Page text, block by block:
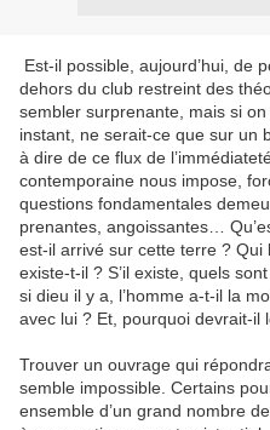
Est-il possible, aujourd’hui, de
dehors du club restreint des
sembler surprenante, mais si
instant, ne serait-ce que sur un
à dire de ce flux de
contemporaine nous impose,
questions fondamentales
prenantes, angoissantes…
est-il arrivé sur cette terre ? Qui
existe-t-il ? S’il existe, quels
si dieu il y a, l’homme a-t-il la
avec lui ? Et, pourquoi devrait-il
Trouver un ouvrage qui
semble impossible. Certains
ensemble d’un grand nombre